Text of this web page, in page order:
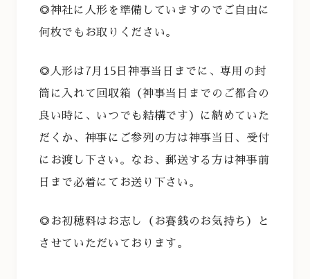
◎神社に人形を準備していますのでご自由に
何枚でもお取りください。
◎人形は7月15日神事当日までに、専用の封
筒に入れて回収箱（神事当日までのご都合の
良い時に、いつでも結構です）に納めていた
だくか、神事にご参列の方は神事当日、受付
にお渡し下さい。なお、郵送する方は神事前
日まで必着にてお送り下さい。
◎お初穂料はお志し（お賽銭のお気持ち）と
させていただいております。